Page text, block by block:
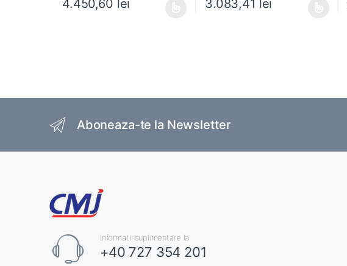
4.450,60 lei 3.083,41 lei
Aboneaza-te la Newsletter
Informatii suplimentare la:
+40 727 354 201